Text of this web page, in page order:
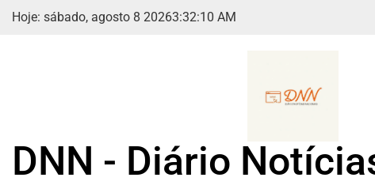
Skip
Hoje: sábado, agosto 8 20263:32:11 AM
DNN - Diário